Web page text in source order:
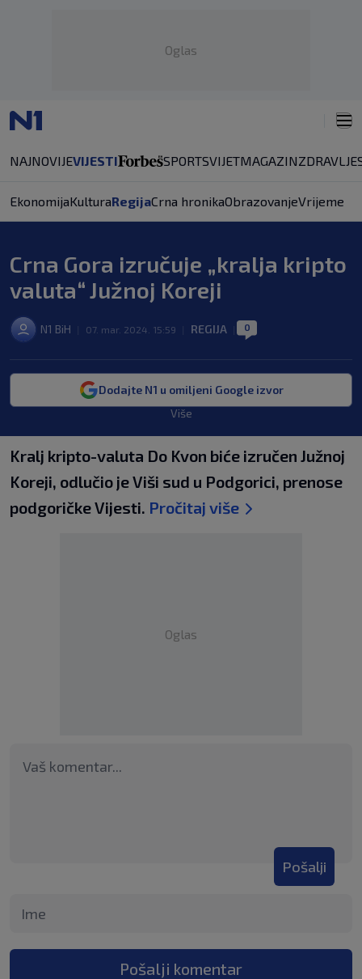
Oglas
NAJNOVIJEVIJESTI SPORTSVIJETMAGAZINZDRAVLJE
EkonomijaKulturaRegijaCrna hronikaObrazovanjeVrijeme
Crna Gora izručuje „kralja kripto
valuta“ Južnoj Koreji
N1 BiH 07. mar. 2024. 15:59 REGIJA 0
Dodajte N1 u omiljeni Google izvor
Više
Kralj kripto-valuta Do Kvon biće izručen Južnoj
Koreji, odlučio je Viši sud u Podgorici, prenose
podgoričke Vijesti. Pročitaj više
Oglas
Pošalji
Pošalji komentar